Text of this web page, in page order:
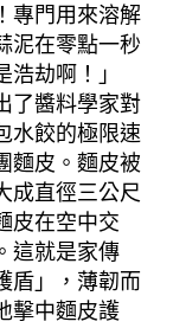
專門用來溶解
泥在零點一秒
劫啊！」
了醬料學家對
水餃的極限速
麵皮。麵皮被
成直徑三公尺
皮在空中交
這就是家傳
盾」，薄韌而
擊中麵皮護